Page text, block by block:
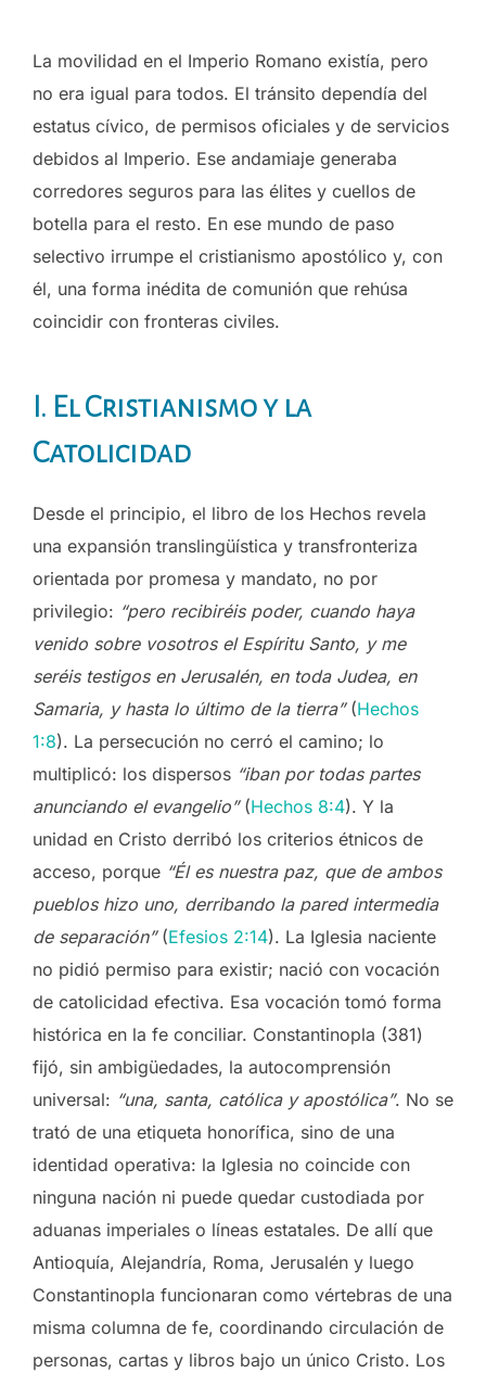
La movilidad en el Imperio Romano existía, pero
no era igual para todos. El tránsito dependía del
estatus cívico, de permisos oficiales y de servicios
debidos al Imperio. Ese andamiaje generaba
corredores seguros para las élites y cuellos de
botella para el resto. En ese mundo de paso
selectivo irrumpe el cristianismo apostólico y, con
él, una forma inédita de comunión que rehúsa
coincidir con fronteras civiles.
I. El Cristianismo y la
Catolicidad
Desde el principio, el libro de los Hechos revela
una expansión translingüística y transfronteriza
orientada por promesa y mandato, no por
privilegio: “pero recibiréis poder, cuando haya
venido sobre vosotros el Espíritu Santo, y me
seréis testigos en Jerusalén, en toda Judea, en
Samaria, y hasta lo último de la tierra”(Hechos
1:8). La persecución no cerró el camino; lo
multiplicó: los dispersos “iban por todas partes
anunciando el evangelio”(Hechos 8:4). Y la
unidad en Cristo derribó los criterios étnicos de
acceso, porque “Él es nuestra paz, que de ambos
pueblos hizo uno, derribando la pared intermedia
de separación”(Efesios 2:14). La Iglesia naciente
no pidió permiso para existir; nació con vocación
de catolicidad efectiva. Esa vocación tomó forma
histórica en la fe conciliar. Constantinopla (381)
fijó, sin ambigüedades, la autocomprensión
universal: “una, santa, católica y apostólica”. No se
trató de una etiqueta honorífica, sino de una
identidad operativa: la Iglesia no coincide con
ninguna nación ni puede quedar custodiada por
aduanas imperiales o líneas estatales. De allí que
Antioquía, Alejandría, Roma, Jerusalén y luego
Constantinopla funcionaran como vértebras de una
misma columna de fe, coordinando circulación de
personas, cartas y libros bajo un único Cristo. Los